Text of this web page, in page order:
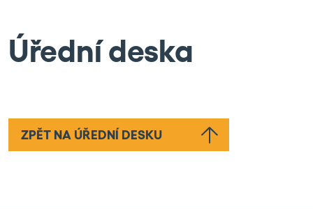
Úřední deska
ZPĚT NA ÚŘEDNÍ DESKU